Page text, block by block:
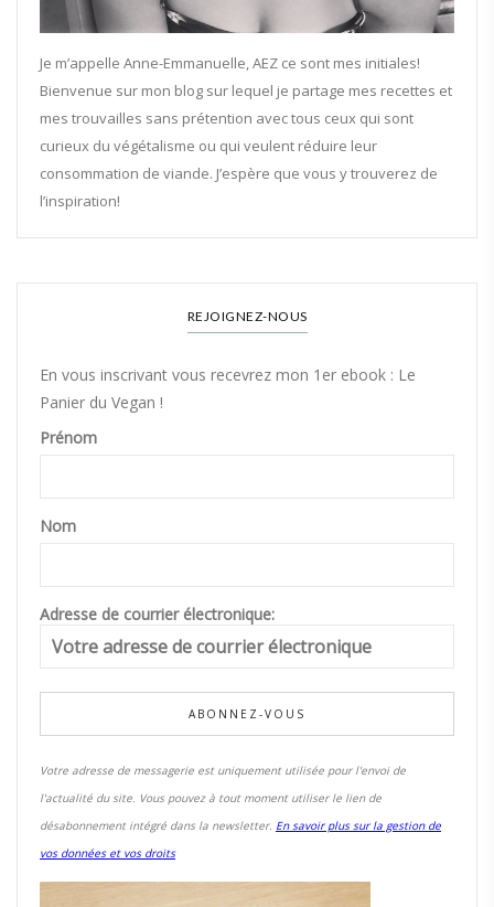
Je m’appelle Anne-Emmanuelle, AEZ ce sont mes initiales!
Bienvenue sur mon blog sur lequel je partage mes recettes et
mes trouvailles sans prétention avec tous ceux qui sont
curieux du végétalisme ou qui veulent réduire leur
consommation de viande. J’espère que vous y trouverez de
l’inspiration!
REJOIGNEZ-NOUS
En vous inscrivant vous recevrez mon 1er ebook : Le
Panier du Vegan !
Prénom
Nom
Adresse de courrier électronique:
Votre adresse de messagerie est uniquement utilisée pour l'envoi de
l'actualité du site. Vous pouvez à tout moment utiliser le lien de
désabonnement intégré dans la newsletter. En savoir plus sur la gestion de
vos données et vos droits